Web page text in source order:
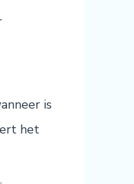
is
het